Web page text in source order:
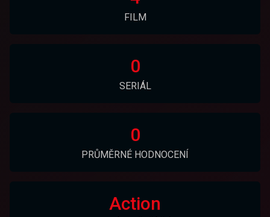
FILM
0
SERIÁL
0
PRŮMĚRNÉ HODNOCENÍ
Action